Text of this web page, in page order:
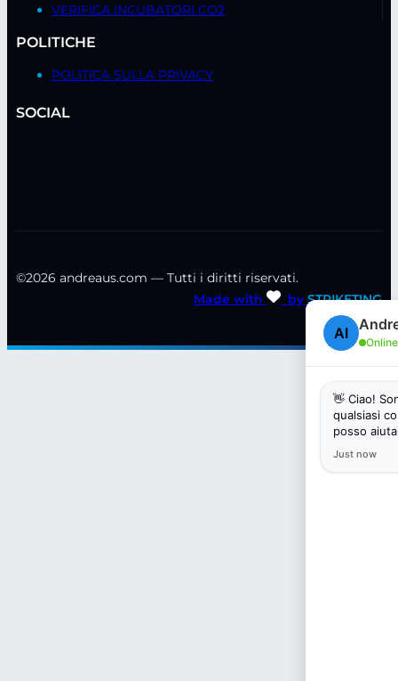
VERIFICA INCUBATORI CO2
POLITICHE
POLITICA SULLA PRIVACY
SOCIAL
©2026 andreaus.com — Tutti i diritti riservati.
Made with
by STRIKETING